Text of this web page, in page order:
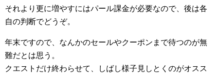
それより更に増やすにはパール課金が必要なので、後は各
自の判断でどうぞ。
年末ですので、なんかのセールやクーポンまで待つのが無
難だとは思う。
クエストだけ終わらせて、しばし様子見しとくのがオスス